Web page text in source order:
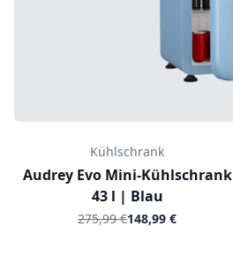
Kühlschrank
Audrey Evo Mini-Kühlschrank
43 l | Blau
275,99 €148,99 €